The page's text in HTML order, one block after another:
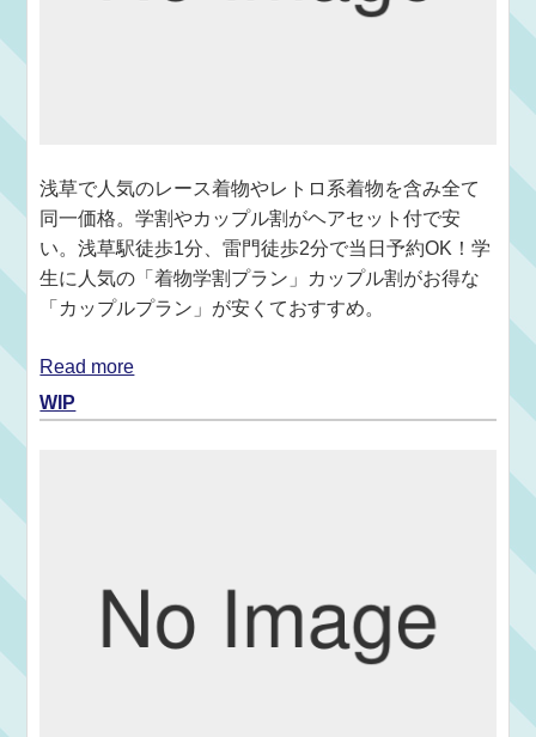
浅草で人気のレース着物やレトロ系着物を含み全て
同一価格。学割やカップル割がヘアセット付で安
い。浅草駅徒歩1分、雷門徒歩2分で当日予約OK！学
生に人気の「着物学割プラン」カップル割がお得な
「カップルプラン」が安くておすすめ。
Read more
WIP